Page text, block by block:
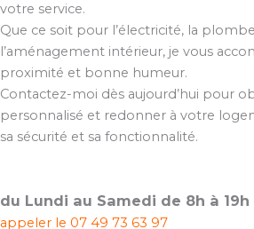
votre service.
Que ce soit pour l’électricité, la
l’aménagement intérieur, je vous
proximité et bonne humeur.
Contactez-moi dès aujourd’hui pour
personnalisé et redonner à votre
sa sécurité et sa fonctionnalité.
du Lundi au Samedi de 8h à 19h
appeler le 07 49 73 63 97